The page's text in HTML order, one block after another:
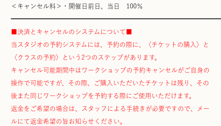
＜キャンセル料＞・開催日前日、当日 100％
■決済とキャンセルのシステムについて■
当スタジオの予約システムには、予約の際に、〈チケットの購入〉と
〈クラスの予約〉という2つのステップがあります。
キャンセル可能期間中はワークショップの予約キャンセルがご自身の
操作で可能ですが、その際、ご購入いただいたチケットは残り、その
後また同じワークショップを予約する際にご使用いただけます。
返金をご希望の場合は、スタッフによる手続きが必要ですので、メー
ルにて返金希望の旨お知らせください。